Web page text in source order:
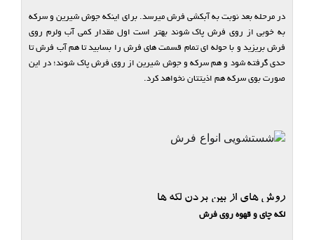
در مرحله بعد نوبت به آبکشی فرش میرسد. برای اینکه جوش شیرین و سرکه
به خوبی از روی فرش پاک شوند بهتر است اول مقدار کمی آب ولرم روی
فرش بریزید و با حوله ای تمام قسمت های فرش را بسابید تا هم آب فرش تا
حدی گرفته شود و هم سرکه و جوش شیرین از روی فرش پاک شوند؛ در این
صورت بوی سرکه هم اذیتتان نخواهد کرد.
روش های از بین بردن لکه ها
لکه چای و قهوه روی فرش